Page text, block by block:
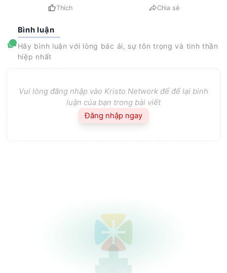
Thích Chia sẻ
Bình luận
Hãy bình luận với lòng bác ái, sự tôn trọng và tinh thần
hiệp nhất
Vui lòng đăng nhập vào Kristo Network để để lại bình
luận của bạn trong bài viết
Đăng nhập ngay